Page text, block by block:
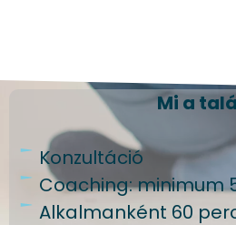
Mi a
Konzultáció
Coaching: minimum
Alkalmanként 60